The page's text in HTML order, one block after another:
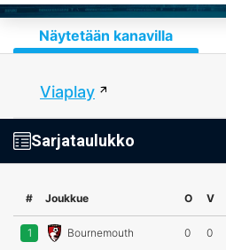
Näytetään kanavilla
Viaplay
Sarjataulukko
# Joukkue O V
1 Bournemouth 0 0